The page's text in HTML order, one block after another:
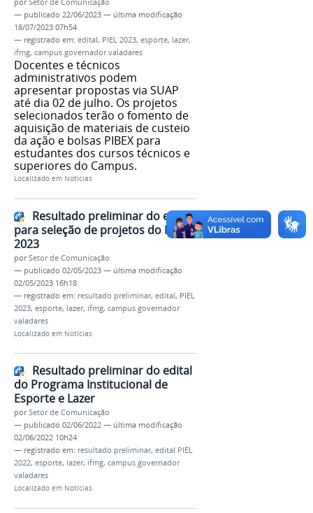
porSetor de Comunicação
— publicado 22/06/2023 — última modificação
18/07/2023 07h54
— registrado em: edital, PIEL 2023, esporte, lazer,
ifmg, campus governador valadares
Docentes e técnicos
administrativos podem
apresentar propostas via SUAP
até dia 02 de julho. Os projetos
selecionados terão o fomento de
aquisição de materiais de custeio
da ação e bolsas PIBEX para
estudantes dos cursos técnicos e
superiores do Campus.
Localizado em Notícias
Resultado preliminar do edital
para seleção de projetos do PIBEX
2023
porSetor de Comunicação
— publicado 02/05/2023 — última modificação
02/05/2023 16h18
— registrado em: resultado preliminar, edital, PIEL
2023, esporte, lazer, ifmg, campus governador
valadares
Localizado em Notícias
Resultado preliminar do edital
do Programa Institucional de
Esporte e Lazer
porSetor de Comunicação
— publicado 02/06/2022 — última modificação
02/06/2022 10h24
— registrado em: resultado preliminar, edital PIEL
2022, esporte, lazer, ifmg, campus governador
valadares
Localizado em Notícias